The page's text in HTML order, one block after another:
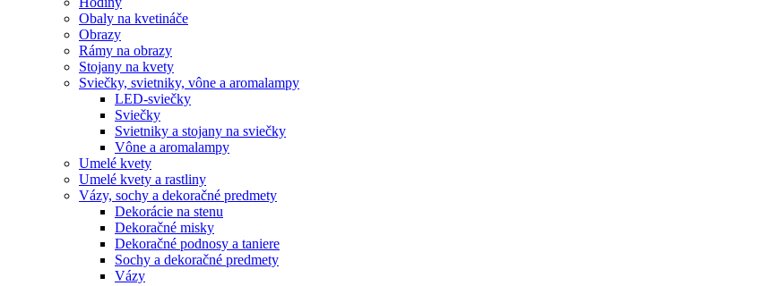
Obaly na kvetináče
Obrazy
Rámy na obrazy
Stojany na kvety
Sviečky, svietniky, vône a aromalampy
LED-sviečky
Sviečky
Svietniky a stojany na sviečky
Vône a aromalampy
Umelé kvety
Umelé kvety a rastliny
Vázy, sochy a dekoračné predmety
Dekorácie na stenu
Dekoračné misky
Dekoračné podnosy a taniere
Sochy a dekoračné predmety
Vázy